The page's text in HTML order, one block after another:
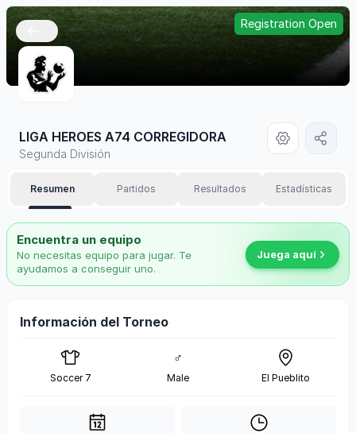
Registration Open
LIGA HEROES A74 CORREGIDORA
Segunda División
Resumen Partidos Resultados Estadísticas
Encuentra un equipo
No necesitas equipo para jugar. Te
ayudamos a conseguir uno.
Juega aquí
Información del Torneo
Soccer 7
♂
Male El Pueblito